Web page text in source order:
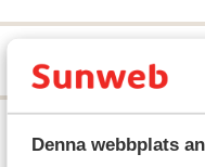
Denna webbplats